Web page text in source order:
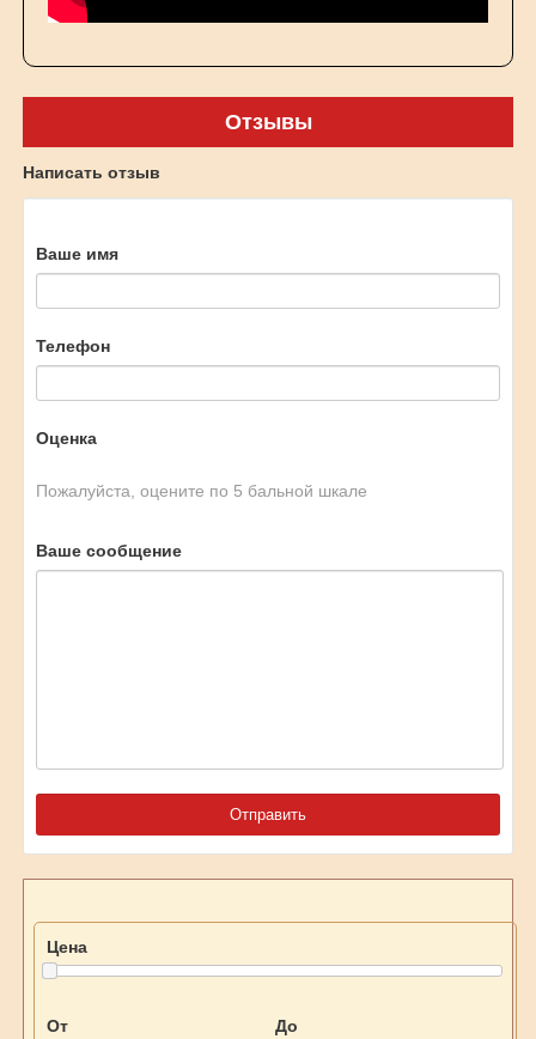
Отзывы
Написать отзыв
Ваше имя
Телефон
Оценка
Пожалуйста, оцените по 5 бальной шкале
Ваше сообщение
Цена
От До